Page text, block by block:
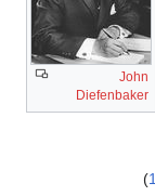
John
Diefenbaker
)